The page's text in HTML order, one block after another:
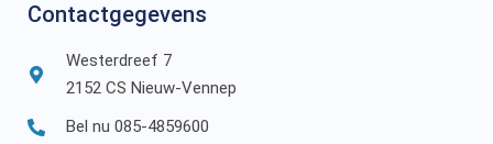
Contactgegevens
Westerdreef 7
2152 CS Nieuw-Vennep
Bel nu 085-4859600